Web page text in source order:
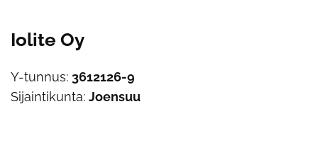
Iolite Oy
Y-tunnus: 3612126-9
Sijaintikunta: Joensuu